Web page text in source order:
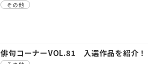
その他
俳句コーナーVOL.81 入選作品を紹介！